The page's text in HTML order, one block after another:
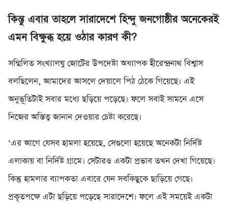
কিন্তু এবার তাহলে সারাদেশে হিন্দু জনগোষ্ঠীর অনেকেরই
এমন বিক্ষুব্ধ হয়ে ওঠার কারণ কী?
সম্মিলিত সংখ্যালঘু জোটের উপদেষ্টা অধ্যাপক হীরেন্দ্রনাথ বিশ্বাস
বলছিলেন, আমাদের আসলে দেয়ালে পিঠ ঠেকে গিয়েছে। এই
অনুভূতিটাই সবার মধ্যে ছড়িয়ে পড়েছে। ফলে সবাই সামনে এসে
নিজের অস্তিত্ব জানান দেওয়ার চেষ্টা করেছে।
‘এর আগে যেসব হামলা হয়েছে, সেগুলো হয়েছে অনেকটা নির্দিষ্ট
এলাকায় বা নির্দিষ্ট গ্রামে। সেটারও একটা প্রভাব তখন দেখা গিয়েছে।
কিন্তু হামলার ব্যাপকতা এবারে যেন সবকিছুকে ছাড়িয়ে গেছে।
প্রকৃতপক্ষে এটা ছড়িয়ে পড়েছে সারাদেশে। ফলে এই সময়েই একটা